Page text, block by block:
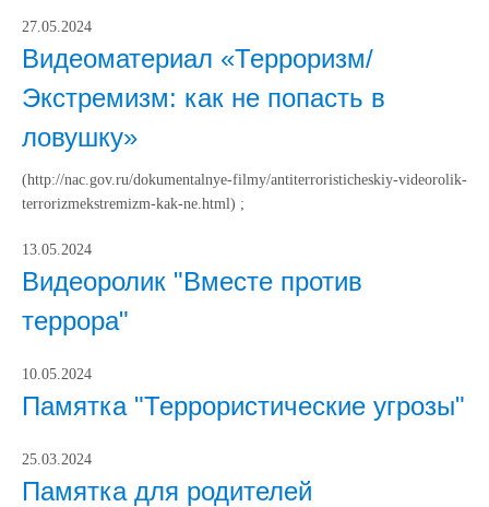
27.05.2024
Видеоматериал «Терроризм/
Экстремизм: как не попасть в
ловушку»
(http://nac.gov.ru/dokumentalnye-filmy/antiterroristicheskiy-videorolik-
terrorizmekstremizm-kak-ne.html) ;
13.05.2024
Видеоролик "Вместе против
террора"
10.05.2024
Памятка "Террористические угрозы"
25.03.2024
Памятка для родителей